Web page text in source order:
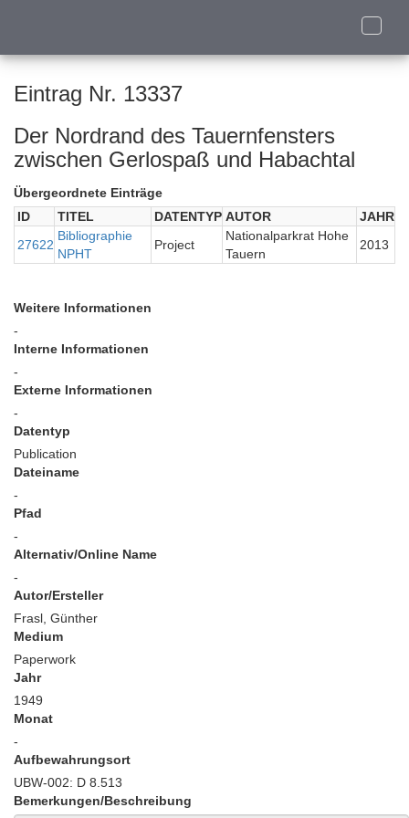
Toggle
Eintrag Nr. 13337
Der Nordrand des Tauernfensters
zwischen Gerlospaß und Habachtal
Übergeordnete Einträge
ID
TITEL DATENTYP AUTOR
JAHR
27622
Bibliographie
NPHT
Project
Nationalparkrat Hohe
Tauern
2013
Weitere Informationen
-
Interne Informationen
-
Externe Informationen
-
Datentyp
Publication
Dateiname
-
Pfad
-
Alternativ/Online Name
-
Autor/Ersteller
Frasl, Günther
Medium
Paperwork
Jahr
1949
Monat
-
Aufbewahrungsort
UBW-002: D 8.513
Bemerkungen/Beschreibung